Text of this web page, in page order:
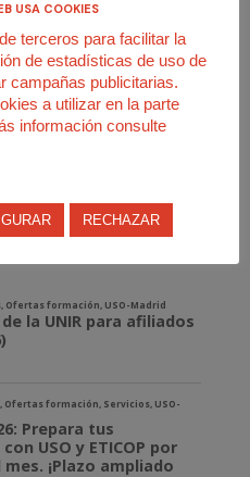
empresa de Eurest Servicios,
vezelecciones sindicales.
que ha contribuido
que permiten que la
y expandiendo sus
USA COOKIES
terceros para facilitar la
de estadísticas de uso de
campañas publicitarias.
a utilizar en la parte
información consulte
RECHAZAR